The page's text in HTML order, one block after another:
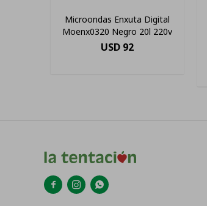
Microondas Enxuta Digital
Moenx0320 Negro 20l 220v
USD 92
  